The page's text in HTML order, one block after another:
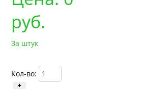
руб.
За штук
Кол-во: